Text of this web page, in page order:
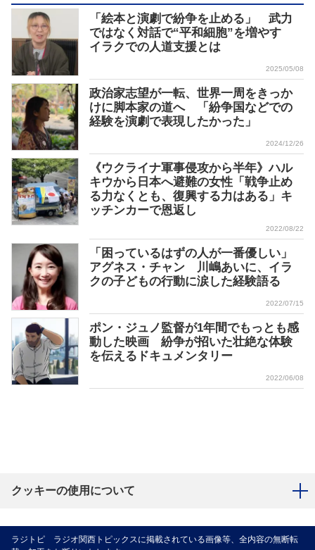
「絵本と演劇で紛争を止める」 武力
ではなく対話で“平和細胞”を増やす
イラクでの人道支援とは
2025/05/08
政治家志望が一転、世界一周をきっか
けに脚本家の道へ 「紛争国などでの
経験を演劇で表現したかった」
2024/12/26
《ウクライナ軍事侵攻から半年》ハル
キウから日本へ避難の女性「戦争止め
る力なくとも、復興する力はある」キ
ッチンカーで恩返し
2022/08/22
「困っているはずの人が一番優しい」
アグネス・チャン 川嶋あいに、イラ
クの子どもの行動に涙した経験語る
2022/07/15
ポン・ジュノ監督が1年間でもっとも感
動した映画 紛争が招いた壮絶な体験
を伝えるドキュメンタリー
2022/06/08
クッキーの使用について
ラジトピ ラジオ関西トピックスに掲載されている画像等、全内容の無断転